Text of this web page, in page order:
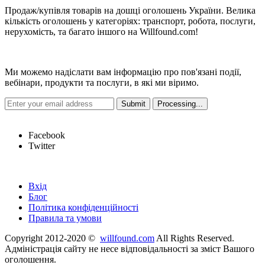
Продаж/купівля товарів на дошці оголошень України. Велика
кількість оголошень у категоріях: транспорт, робота, послуги,
нерухомість, та багато іншого на Willfound.com!
Ми можемо надіслати вам інформацію про пов'язані події,
вебінари, продукти та послуги, в які ми віримо.
Facebook
Twitter
Вхід
Блог
Політика конфіденційності
Правила та умови
Copyright 2012-2020 © willfound.com All Rights Reserved.
Адміністрація сайту не несе відповідальності за зміст Вашого
оголошення.